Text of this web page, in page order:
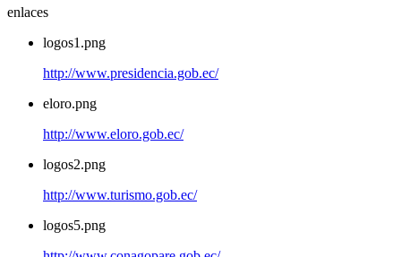
enlaces
logos1.png
http://www.presidencia.gob.ec/
eloro.png
http://www.eloro.gob.ec/
logos2.png
http://www.turismo.gob.ec/
logos5.png